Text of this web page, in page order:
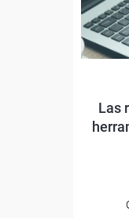
Las